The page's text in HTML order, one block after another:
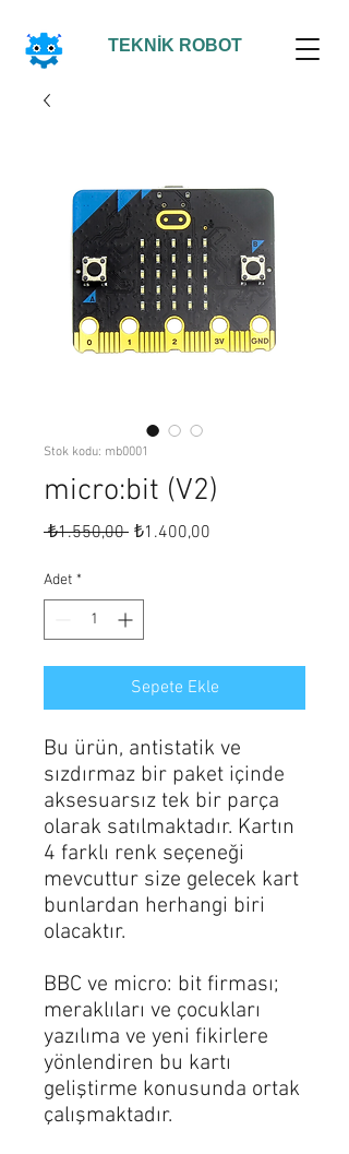
TEKNİK ROBOT
Stok kodu: mb0001
micro:bit (V2)
₺1.550,00 Normal
₺1.400,00
Adet *
Sepete Ekle
Bu ürün, antistatik ve
sızdırmaz bir paket içinde
aksesuarsız tek bir parça
olarak satılmaktadır. Kartın
4 farklı renk seçeneği
mevcuttur size gelecek kart
bunlardan herhangi biri
olacaktır.
BBC ve micro: bit firması;
meraklıları ve çocukları
yazılıma ve yeni fikirlere
yönlendiren bu kartı
geliştirme konusunda ortak
çalışmaktadır.